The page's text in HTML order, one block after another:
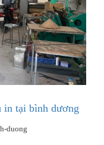
in tại bình dương
duong